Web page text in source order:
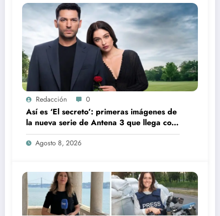
Redacción 0
Así es ‘El secreto’: primeras imágenes de
la nueva serie de Antena 3 que llega con
una verdad brutal
Agosto 8, 2026